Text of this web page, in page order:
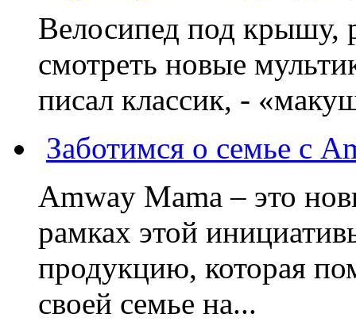
Велосипед под крышу,
смотреть новые
писал классик, -
Заботимся о семье с
Amway Mama – это
рамках этой
продукцию, которая
своей семье на...